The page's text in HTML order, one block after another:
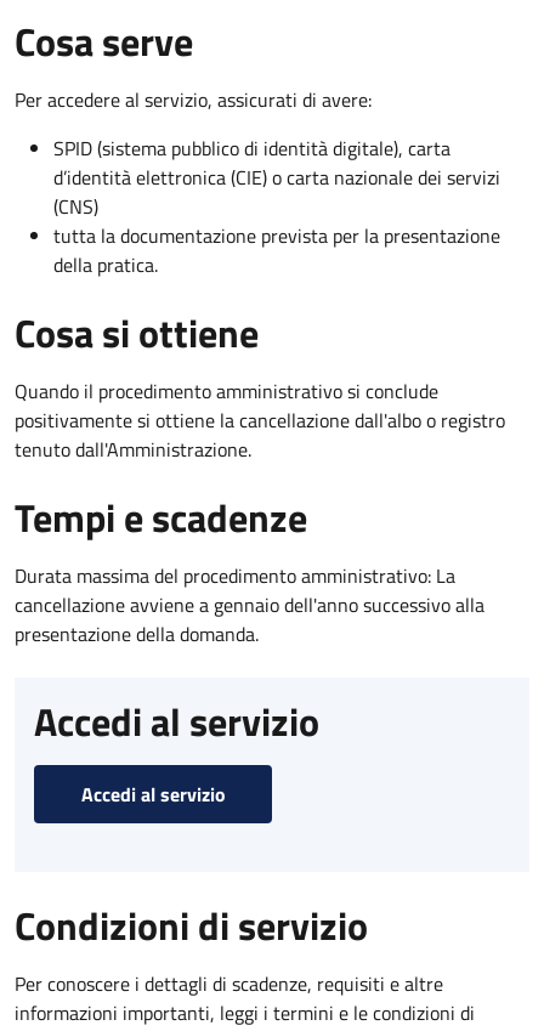
Cosa serve
Per accedere al servizio, assicurati di avere:
SPID (sistema pubblico di identità digitale), carta
d’identità elettronica (CIE) o carta nazionale dei servizi
(CNS)
tutta la documentazione prevista per la presentazione
della pratica.
Cosa si ottiene
Quando il procedimento amministrativo si conclude
positivamente si ottiene la cancellazione dall'albo o registro
tenuto dall'Amministrazione.
Tempi e scadenze
Durata massima del procedimento amministrativo: La
cancellazione avviene a gennaio dell'anno successivo alla
presentazione della domanda.
Accedi al servizio
Accedi al servizio
Condizioni di servizio
Per conoscere i dettagli di scadenze, requisiti e altre
informazioni importanti, leggi i termini e le condizioni di